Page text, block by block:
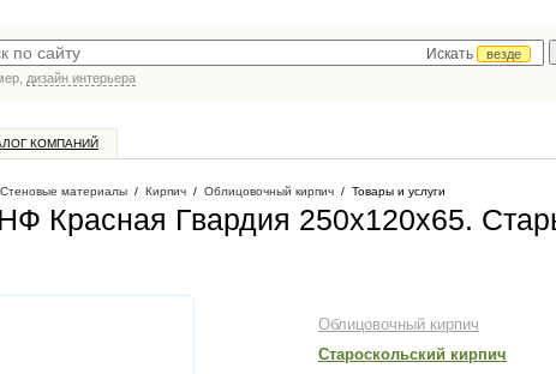
Искать
везде
дизайн интерьера
КОМПАНИЙ
Стеновые материалы / Кирпич / Облицовочный кирпич / Товары и услуги
Красная Гвардия 250х120х65.
Облицовочный кирпич
Староскольский кирпич